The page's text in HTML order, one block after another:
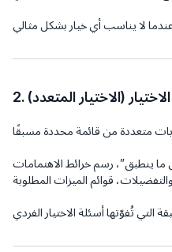
(الاختيار المتعدد)
ما ينطبق”، رسم خرائط الاهتمامات